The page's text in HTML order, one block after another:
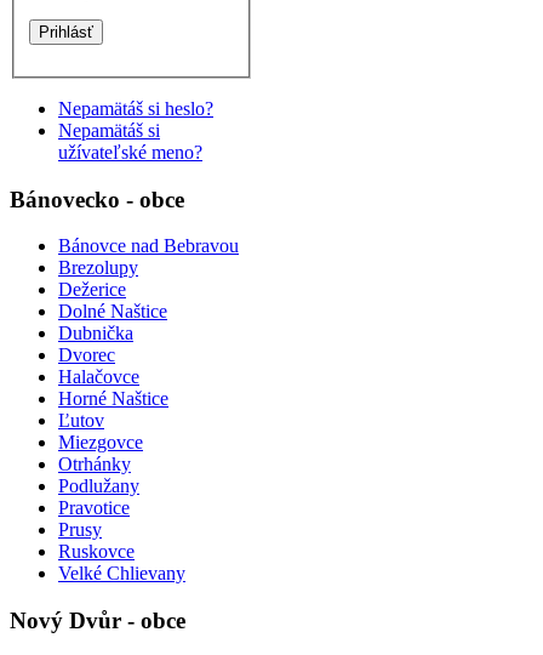
Nepamätáš si heslo?
Nepamätáš si
užívateľské meno?
Bánovecko - obce
Bánovce nad Bebravou
Brezolupy
Dežerice
Dolné Naštice
Dubnička
Dvorec
Halačovce
Horné Naštice
Ľutov
Miezgovce
Otrhánky
Podlužany
Pravotice
Prusy
Ruskovce
Velké Chlievany
Nový Dvůr - obce